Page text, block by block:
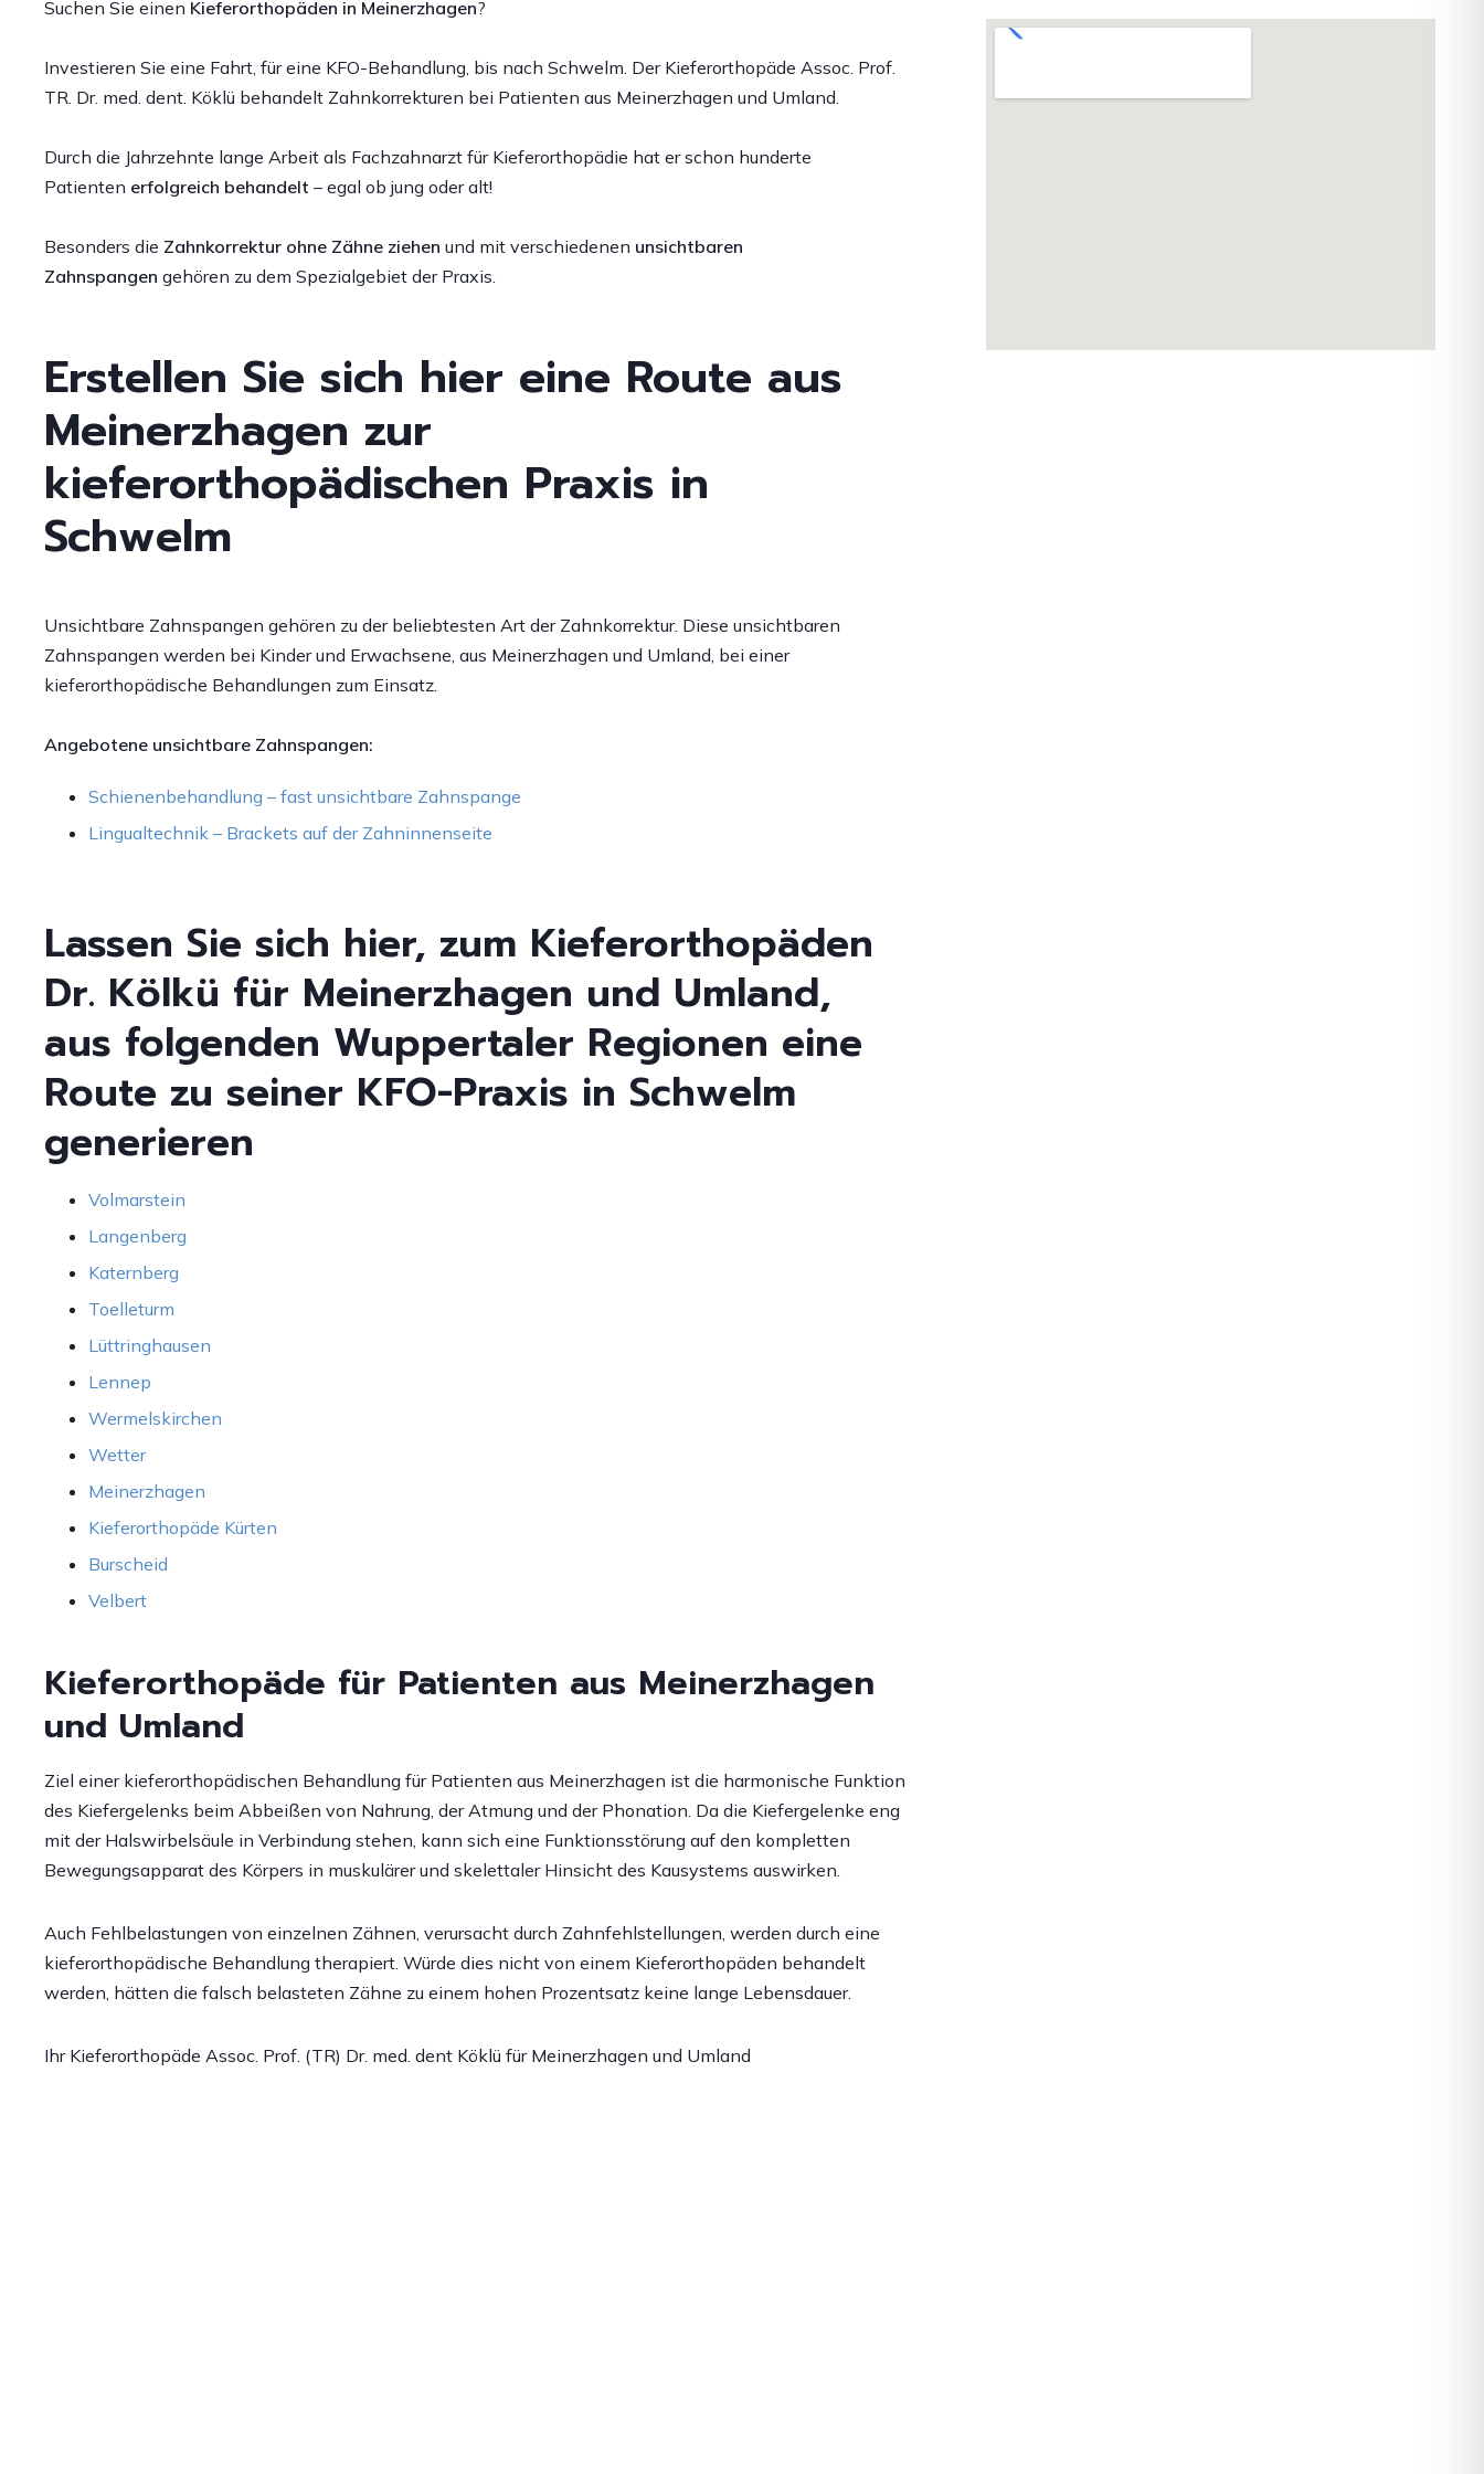
Lingualtechnik
Retainer
Alternative zum
Schnarchen und
(PDF)
Weiterführende Wirkungen
Suchen Sie einen Kieferorthopäden in Meinerzhagen?
Investieren Sie eine Fahrt, für eine KFO-Behandlung, bis nach Schwelm. Der Kieferorthopäde Assoc. Prof.
TR. Dr. med. dent. Köklü behandelt Zahnkorrekturen bei Patienten aus Meinerzhagen und Umland.
Durch die Jahrzehnte lange Arbeit als Fachzahnarzt für Kieferorthopädie hat er schon hunderte
Patienten erfolgreich behandelt – egal ob jung oder alt!
Besonders die Zahnkorrektur ohne Zähne ziehen und mit verschiedenen unsichtbaren
Zahnspangen gehören zu dem Spezialgebiet der Praxis.
Erstellen Sie sich hier eine Route aus
Meinerzhagen zur
kieferorthopädischen Praxis in
Schwelm
Unsichtbare Zahnspangen gehören zu der beliebtesten Art der Zahnkorrektur. Diese unsichtbaren
Zahnspangen werden bei Kinder und Erwachsene, aus Meinerzhagen und Umland, bei einer
kieferorthopädische Behandlungen zum Einsatz.
Angebotene unsichtbare Zahnspangen:
Schienenbehandlung – fast unsichtbare Zahnspange
Lingualtechnik – Brackets auf der Zahninnenseite
Lassen Sie sich hier, zum Kieferorthopäden
Dr. Kölkü für Meinerzhagen und Umland,
aus folgenden Wuppertaler Regionen eine
Route zu seiner KFO-Praxis in Schwelm
generieren
Volmarstein
Langenberg
Katernberg
Toelleturm
Lüttringhausen
Lennep
Wermelskirchen
Wetter
Meinerzhagen
Kieferorthopäde Kürten
Burscheid
Velbert
Kieferorthopäde für Patienten aus Meinerzhagen
und Umland
Ziel einer kieferorthopädischen Behandlung für Patienten aus Meinerzhagen ist die harmonische Funktion
des Kiefergelenks beim Abbeißen von Nahrung, der Atmung und der Phonation. Da die Kiefergelenke eng
mit der Halswirbelsäule in Verbindung stehen, kann sich eine Funktionsstörung auf den kompletten
Bewegungsapparat des Körpers in muskulärer und skelettaler Hinsicht des Kausystems auswirken.
Auch Fehlbelastungen von einzelnen Zähnen, verursacht durch Zahnfehlstellungen, werden durch eine
kieferorthopädische Behandlung therapiert. Würde dies nicht von einem Kieferorthopäden behandelt
werden, hätten die falsch belasteten Zähne zu einem hohen Prozentsatz keine lange Lebensdauer.
Ihr Kieferorthopäde Assoc. Prof. (TR) Dr. med. dent Köklü für Meinerzhagen und Umland